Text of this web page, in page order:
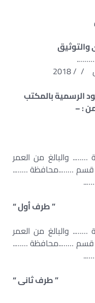
والتوثيق
/ 2018
الرسمية بالمكتب
: –
…….. والبالغ من العمر
قسم ……..محافظة ……..
” طرف أول “
…….. والبالغ من العمر
قسم ……..محافظة ……..
” طرف ثانى “